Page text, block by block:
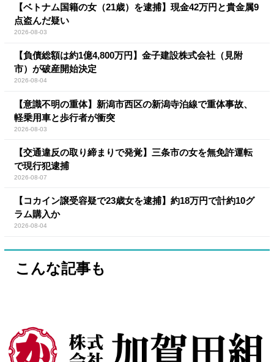
【ベトナム国籍の女（21歳）を逮捕】現金42万円と貴金属9
点盗んだ疑い
2026-08-03
【負債総額は約1億4,800万円】金子建設株式会社（見附
市）が破産開始決定
2026-08-04
【意識不明の重体】新潟市西区の新潟寺泊線で重体事故、
軽乗用車と歩行者が衝突
2026-08-03
【交通違反の取り締まりで発覚】三条市の女を無免許運転
で現行犯逮捕
2026-08-07
【コカイン譲受容疑で23歳女を逮捕】約18万円で計約10グ
ラム購入か
2026-08-04
こんな記事も